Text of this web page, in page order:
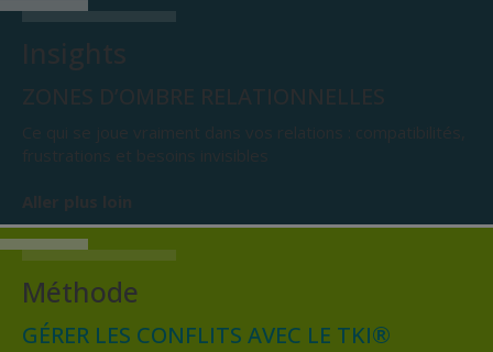
Insights
ZONES D’OMBRE RELATIONNELLES
Ce qui se joue vraiment dans vos relations : compatibilités,
frustrations et besoins invisibles
Aller plus loin
Méthode
GÉRER LES CONFLITS AVEC LE TKI®